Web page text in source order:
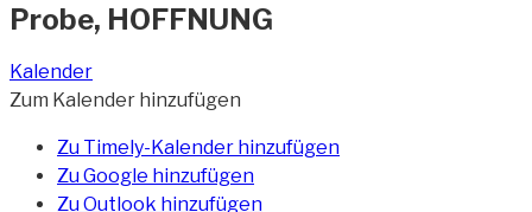
Probe, HOFFNUNG
Kalender
Zum Kalender hinzufügen
Zu Timely-Kalender hinzufügen
Zu Google hinzufügen
Zu Outlook hinzufügen